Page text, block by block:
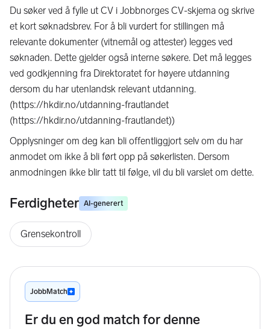
Du søker ved å fylle ut CV i Jobbnorges CV-skjema og skrive
et kort søknadsbrev. For å bli vurdert for stillingen må
relevante dokumenter (vitnemål og attester) legges ved
søknaden. Dette gjelder også interne søkere. Det må legges
ved godkjenning fra Direktoratet for høyere utdanning
dersom du har utenlandsk relevant utdanning.
(https://hkdir.no/utdanning-frautlandet
(https://hkdir.no/utdanning-frautlandet))
Opplysninger om deg kan bli offentliggjort selv om du har
anmodet om ikke å bli ført opp på søkerlisten. Dersom
anmodningen ikke blir tatt til følge, vil du bli varslet om dette.
Ferdigheter AI-generert
Grensekontroll